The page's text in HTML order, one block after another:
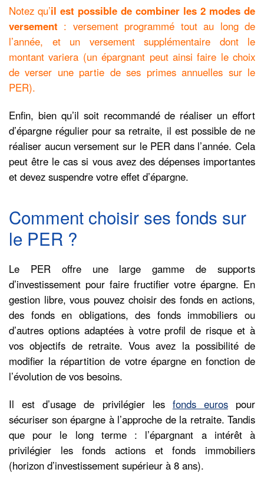
Notez qu’il est possible de combiner les 2 modes de
versement : versement programmé tout au long de
l’année, et un versement supplémentaire dont le
montant variera (un épargnant peut ainsi faire le choix
de verser une partie de ses primes annuelles sur le
PER).
Enfin, bien qu’il soit recommandé de réaliser un effort
d’épargne régulier pour sa retraite, il est possible de ne
réaliser aucun versement sur le PER dans l’année. Cela
peut être le cas si vous avez des dépenses importantes
et devez suspendre votre effet d’épargne.
Comment choisir ses fonds sur
le PER ?
Le PER offre une large gamme de supports
d’investissement pour faire fructifier votre épargne. En
gestion libre, vous pouvez choisir des fonds en actions,
des fonds en obligations, des fonds immobiliers ou
d’autres options adaptées à votre profil de risque et à
vos objectifs de retraite. Vous avez la possibilité de
modifier la répartition de votre épargne en fonction de
l’évolution de vos besoins.
Il est d’usage de privilégier les fonds eurospour
sécuriser son épargne à l’approche de la retraite. Tandis
que pour le long terme : l’épargnant a intérêt à
privilégier les fonds actions et fonds immobiliers
(horizon d’investissement supérieur à 8 ans).